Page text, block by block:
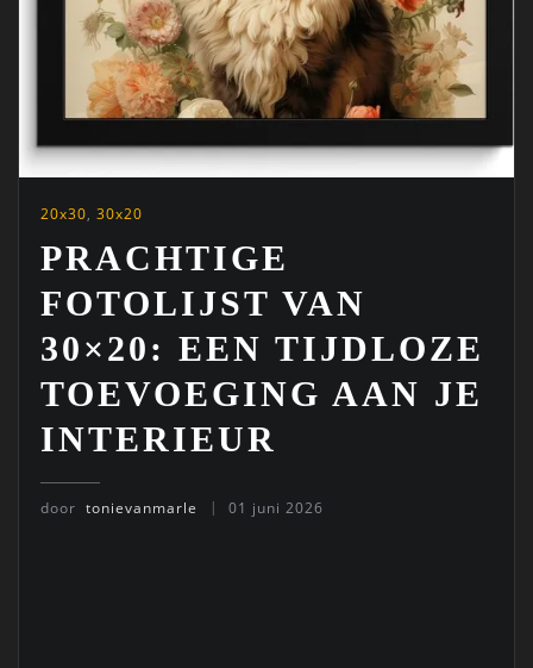
20x30, 30x20
PRACHTIGE
FOTOLIJST VAN
30×20: EEN TIJDLOZE
TOEVOEGING AAN JE
INTERIEUR
door tonievanmarle 01 juni 2026